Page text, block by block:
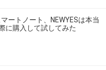
ートノート、NEWYESは本当
に購入して試してみた